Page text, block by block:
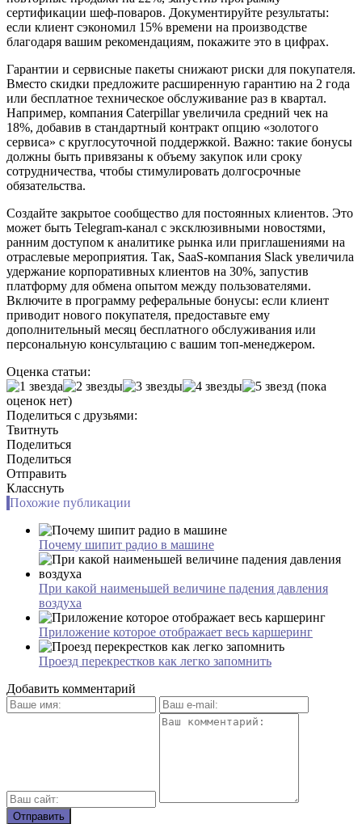
сертификации шеф-поваров. Документируйте результаты:
если клиент сэкономил 15% времени на производстве
благодаря вашим рекомендациям, покажите это в цифрах.
Гарантии и сервисные пакеты снижают риски для покупателя.
Вместо скидки предложите расширенную гарантию на 2 года
или бесплатное техническое обслуживание раз в квартал.
Например, компания Caterpillar увеличила средний чек на
18%, добавив в стандартный контракт опцию «золотого
сервиса» с круглосуточной поддержкой. Важно: такие бонусы
должны быть привязаны к объему закупок или сроку
сотрудничества, чтобы стимулировать долгосрочные
обязательства.
Создайте закрытое сообщество для постоянных клиентов. Это
может быть Telegram-канал с эксклюзивными новостями,
ранним доступом к аналитике рынка или приглашениями на
отраслевые мероприятия. Так, SaaS-компания Slack увеличила
удержание корпоративных клиентов на 30%, запустив
платформу для обмена опытом между пользователями.
Включите в программу реферальные бонусы: если клиент
приводит нового покупателя, предоставьте ему
дополнительный месяц бесплатного обслуживания или
персональную консультацию с вашим топ-менеджером.
Оценка статьи:
(пока
оценок нет)
Поделиться с друзьями:
Твитнуть
Поделиться
Поделиться
Отправить
Класснуть
Похожие публикации
Почему шипит радио в машине
При какой наименьшей величине падения давления
воздуха
Приложение которое отображает весь каршеринг
Проезд перекрестков как легко запомнить
Добавить комментарий